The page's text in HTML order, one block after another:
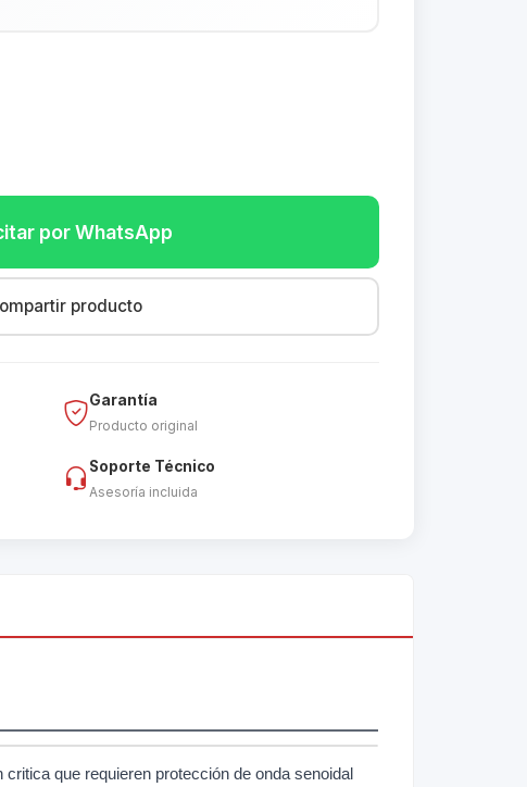
por WhatsApp
producto
Garantía
Producto original
Soporte Técnico
Asesoría incluida
que requieren protección de onda senoidal